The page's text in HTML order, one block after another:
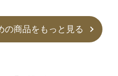
の商品をもっと見る